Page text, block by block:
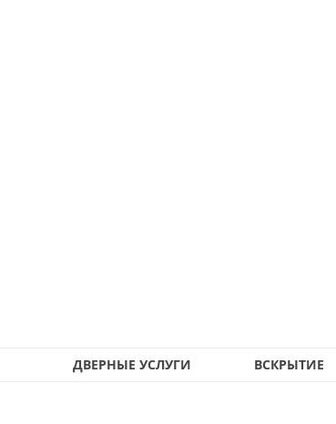
ДВЕРНЫЕ УСЛУГИ ВСКРЫТИЕ